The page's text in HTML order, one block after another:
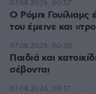
Ο Ρόμπι Γουίλιαμς
του έμεινε και
07.08.2026, 00:57
Παιδιά και
σέβονται
07.08.2026, 00:30
07.08.2026, 00:17